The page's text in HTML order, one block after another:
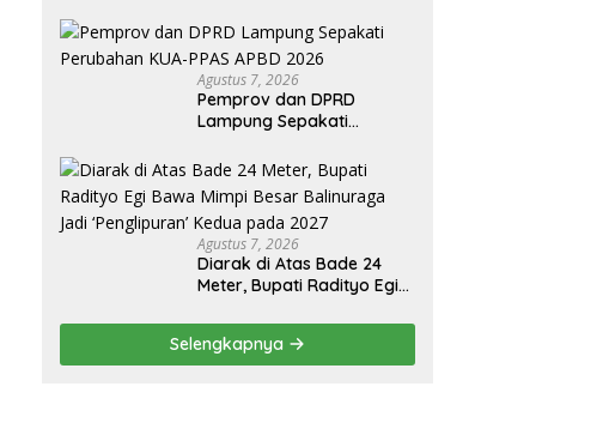
Dijadwalkan Terima
Penghargaan dari HKBP
Lampung
Agustus 7, 2026
Pemprov dan DPRD
Lampung Sepakati
APBD 2026
Agustus 7, 2026
Diarak di Atas Bade 24
Meter, Bupati Radityo Egi
Balinuraga Jadi
‘Penglipuran’ Kedua pada
2027
Selengkapnya